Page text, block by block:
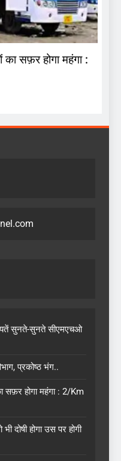
का सफ़र होगा महंगा :
सुनते-सुनते सीएमएचओ
प्रकोष्ठ भंग..
सफ़र होगा महंगा : 2/Km
दोषी होगा उस पर होगी